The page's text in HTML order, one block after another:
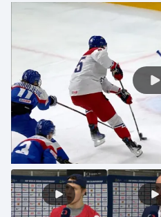
Moderní pětiboj
Olympijské hry
Parasport
Plavání
Plážový volejbal
Ragby